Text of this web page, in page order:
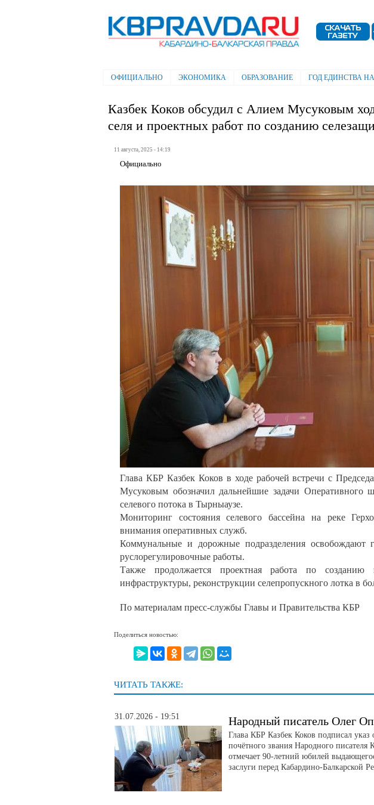
Электронная газета "Кабардино-
Балкарская правда"
Главное меню
ОФИЦИАЛЬНО ЭКОНОМИКА ОБРАЗОВАНИЕ ГОД ЕДИНСТВА
Казбек Коков обсудил с Алием Мусуковым
селя и проектных работ по созданию
11 августа, 2025 - 14:19
Официально
Глава КБР Казбек Коков в ходе рабочей встречи с
Мусуковым обозначил дальнейшие задачи Оперативного
селевого потока в Тырныаузе.
Мониторинг состояния селевого бассейна на реке
внимания оперативных служб.
Коммунальные и дорожные подразделения освобождают
руслорегулировочные работы.
Также продолжается проектная работа по созданию
инфраструктуры, реконструкции селепропускного лотка в
По материалам пресс-службы Главы и Правительства КБР
Поделиться новостью:
ЧИТАТЬ ТАКЖЕ:
31.07.2026 - 19:51 Народный писатель Олег
Глава КБР Казбек Коков подписал
почётного звания Народного
отмечает 90-летний юбилей
заслуги перед Кабардино-Балкарской